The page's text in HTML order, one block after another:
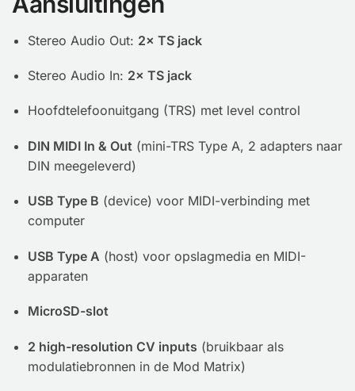
Stereo Audio Out: 2× TS jack
Stereo Audio In: 2× TS jack
Hoofdtelefoonuitgang (TRS) met level control
DIN MIDI In & Out (mini-TRS Type A, 2 adapters naar
DIN meegeleverd)
USB Type B (device) voor MIDI-verbinding met
computer
USB Type A (host) voor opslagmedia en MIDI-
apparaten
MicroSD-slot
2 high-resolution CV inputs (bruikbaar als
modulatiebronnen in de Mod Matrix)